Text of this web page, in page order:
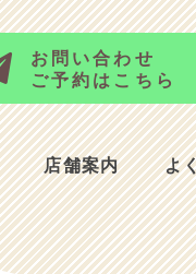
お問い合わせ
ご予約はこちら
店舗案内 よ